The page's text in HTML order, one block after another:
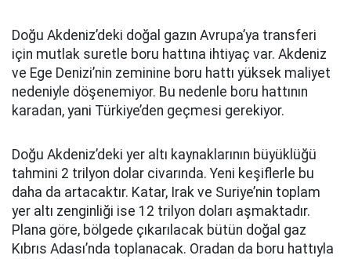
Doğu Akdeniz’deki doğal gazın Avrupa’ya transferi
için mutlak suretle boru hattına ihtiyaç var. Akdeniz
ve Ege Denizi’nin zeminine boru hattı yüksek maliyet
nedeniyle döşenemiyor. Bu nedenle boru hattının
karadan, yani Türkiye’den geçmesi gerekiyor.
Doğu Akdeniz’deki yer altı kaynaklarının büyüklüğü
tahmini 2 trilyon dolar civarında. Yeni keşiflerle bu
daha da artacaktır. Katar, Irak ve Suriye’nin toplam
yer altı zenginliği ise 12 trilyon doları aşmaktadır.
Plana göre, bölgede çıkarılacak bütün doğal gaz
Kıbrıs Adası’nda toplanacak. Oradan da boru hattıyla